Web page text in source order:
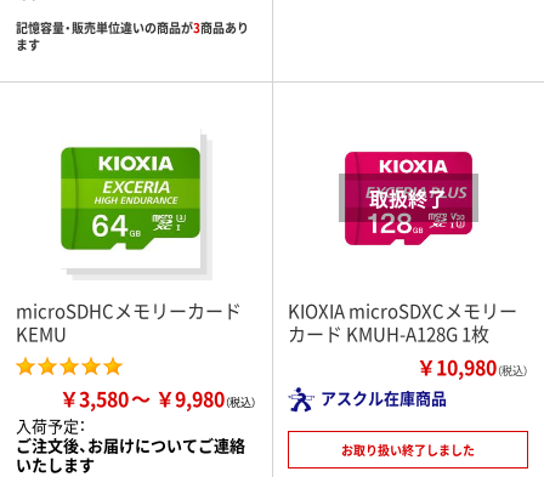
記憶容量・販売単位違いの商品が3商品あり
ます
microSDHCメモリーカード
KEMU
￥3,580 ￥9,980
入荷予定：
ご注文後、お届けについてご連絡
いたします
KIOXIA microSDXCメモリー
カード KMUH-A128G 1枚
￥10,980（税込）
アスクル在庫商品
お取り扱い終了しました